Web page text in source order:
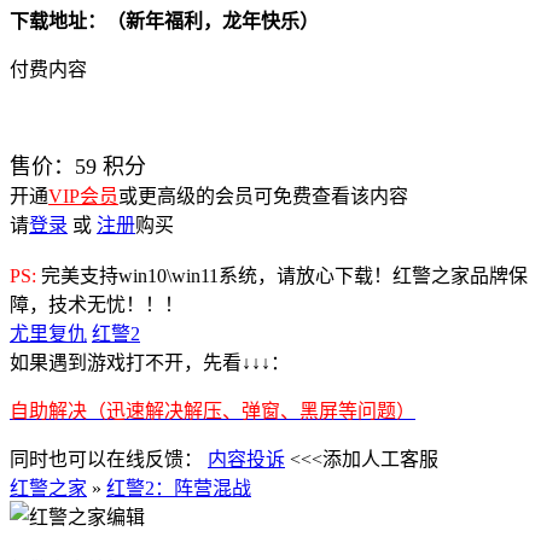
下载地址：（新年福利，龙年快乐）
付费内容
售价： 59 积分
开通VIP会员或更高级的会员可免费查看该内容
请登录 或 注册购买
PS: 完美支持win10\win11系统，请放心下载！红警之家品牌保
障，技术无忧！！！
尤里复仇 红警2
如果遇到游戏打不开，先看↓↓↓：
自助解决（迅速解决解压、弹窗、黑屏等问题）
同时也可以在线反馈： 内容投诉 <<<添加人工客服
红警之家 » 红警2：阵营混战